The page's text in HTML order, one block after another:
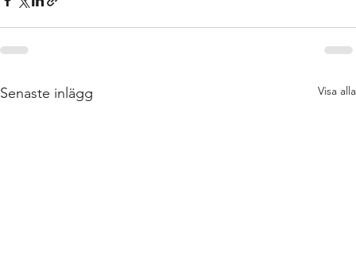
Senaste inlägg Visa alla